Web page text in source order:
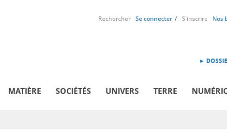
Rechercher Se connecter S'inscrire Nos
►
MATIÈRE SOCIÉTÉS UNIVERS TERRE